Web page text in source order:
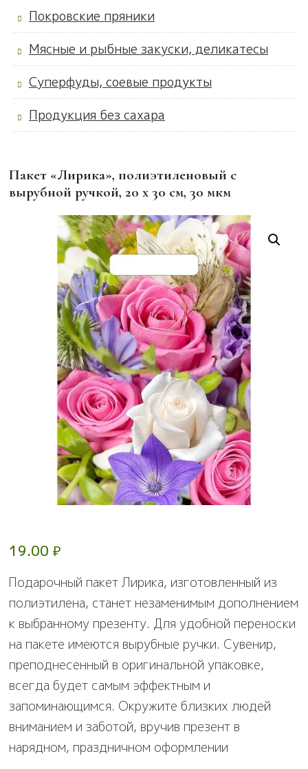
Покровские пряники
Мясные и рыбные закуски, деликатесы
Суперфуды, соевые продукты
Продукция без сахара
Пакет «Лирика», полиэтиленовый с
вырубной ручкой, 20 х 30 см, 30 мкм
19.00 ₽
Подарочный пакет Лирика, изготовленный из
полиэтилена, станет незаменимым дополнением
к выбранному презенту. Для удобной переноски
на пакете имеются вырубные ручки. Сувенир,
преподнесенный в оригинальной упаковке,
всегда будет самым эффектным и
запоминающимся. Окружите близких людей
вниманием и заботой, вручив презент в
нарядном, праздничном оформлении